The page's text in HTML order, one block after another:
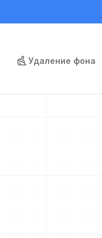
Удаление фона